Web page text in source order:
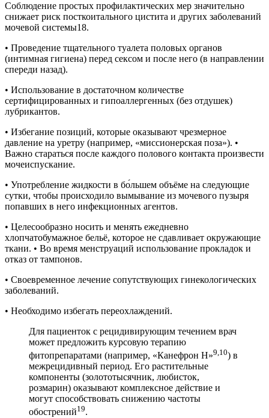
Соблюдение простых профилактических мер значительно
снижает риск посткоитального цистита и других заболеваний
мочевой системы18.
• Проведение тщательного туалета половых органов
(интимная гигиена) перед сексом и после него (в направлении
спереди назад).
• Использование в достаточном количестве
сертифицированных и гипоаллергенных (без отдушек)
лубрикантов.
• Избегание позиций, которые оказывают чрезмерное
давление на уретру (например, «миссионерская поза»). •
Важно стараться после каждого полового контакта произвести
мочеиспускание.
• Употребление жидкости в бо́льшем объёме на следующие
сутки, чтобы происходило вымывание из мочевого пузыря
попавших в него инфекционных агентов.
• Целесообразно носить и менять ежедневно
хлопчатобумажное бельё, которое не сдавливает окружающие
ткани. • Во время менструаций использование прокладок и
отказ от тампонов.
• Своевременное лечение сопутствующих гинекологических
заболеваний.
• Необходимо избегать переохлаждений.
Для пациенток с рецидивирующим течением врач
может предложить курсовую терапию
фитопрепаратами (например, «Канефрон Н»9,10) в
межрецидивный период. Его растительные
компоненты (золототысячник, любисток,
розмарин) оказывают комплексное действие и
могут способствовать снижению частоты
обострений19.